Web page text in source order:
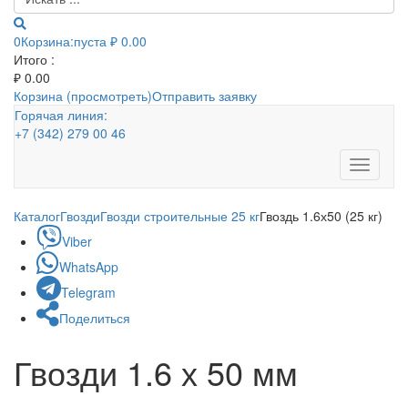
0Корзина:пуста ₽ 0.00
Итого :
₽ 0.00
Корзина (просмотреть)Отправить заявку
Горячая линия:
+7 (342) 279 00 46
Toggle
КаталогГвоздиГвозди строительные 25 кгГвоздь 1.6х50 (25 кг)
Viber
WhatsApp
Telegram
Поделиться
Гвозди 1.6 х 50 мм